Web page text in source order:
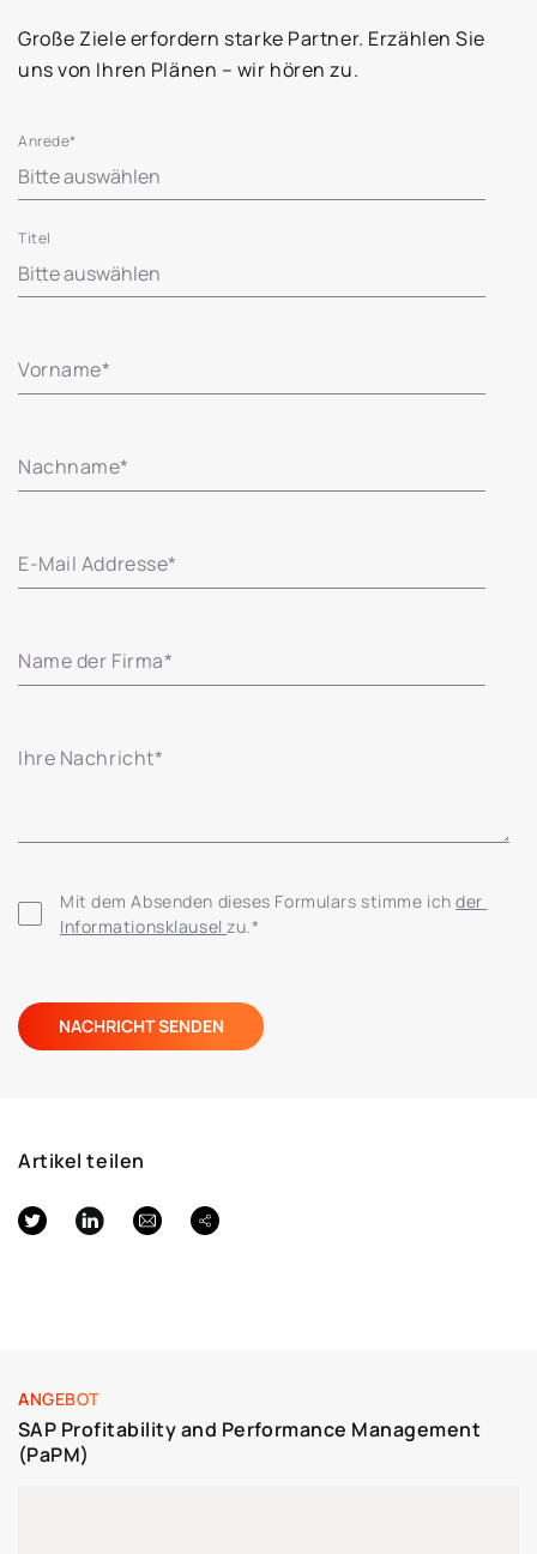
ANGEBOT
SAP Profitability and Performance Management
(PaPM)
Große Ziele erfordern starke Partner. Erzählen Sie
uns von Ihren Plänen – wir hören zu.
Anrede*
Titel
Vorname*
Nachname*
E-Mail Addresse*
Name der Firma*
Ihre Nachricht*
Mit dem Absenden dieses Formulars stimme ich der
Informationsklausel zu.*
Artikel teilen